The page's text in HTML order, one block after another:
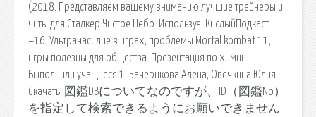
(2018. Представляем вашему вниманию лучшие трейнеры и
читы для Сталкер Чистое Небо. Используя. КислыйПодкаст
#16. Ультранасилие в играх, проблемы Mortal kombat 11,
игры полезны для общества. Презентация по химии.
Выполнили учащиеся 1. Бачерикова Алена, Овечкина Юлия.
Скачать. 図鑑DBについてなのですが、ID（図鑑No）
を指定して検索できるようにお願いできません